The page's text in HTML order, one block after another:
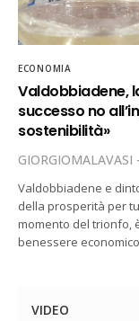
ECONOMIA
Valdobbiadene,
successo no
sostenibilità»
GIORGIOMALAVASI
Valdobbiadene e
della prosperità per
momento del trionfo,
benessere
VIDEO